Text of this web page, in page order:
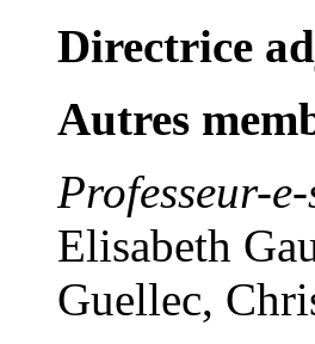
Directrice
Autres
Professeur-e-
Elisabeth
Guellec,